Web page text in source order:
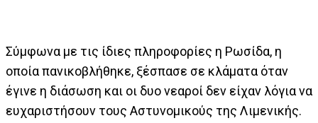
Σύμφωνα με τις ίδιες πληροφορίες η Ρωσίδα, η
οποία πανικοβλήθηκε, ξέσπασε σε κλάματα όταν
έγινε η διάσωση και οι δυο νεαροί δεν είχαν λόγια να
ευχαριστήσουν τους Αστυνομικούς της Λιμενικής.